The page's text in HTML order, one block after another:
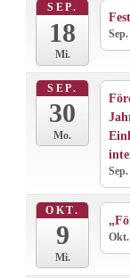
SEP.
18
Mi.
SEP.
30
Mo.
OKT.
9
Mi.